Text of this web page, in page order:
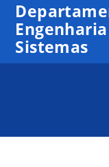
Sistemas